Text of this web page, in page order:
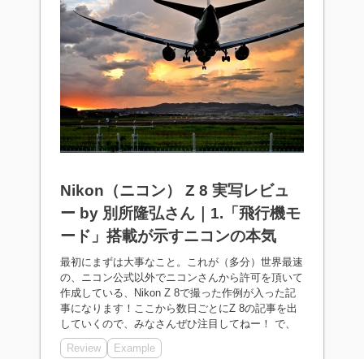
Nikon（ニコン） Z 8 実写レビュ
ー by 別所隆弘さん｜1.「飛行機モ
ード」搭載が示すニコンの本気
最初にまずは大事なこと。これが（多分）世界最速
の、ニコン公式以外でニコンさんから許可を頂いて
作成している、Nikon Z 8で撮った作例が入った記
事になります！ここから数日ごとにZ 8の記事を出
していくので、みなさんぜひ注目してねー！ で、
Review
Example